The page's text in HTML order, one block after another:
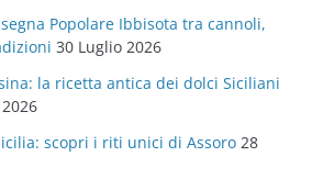
Popolare Ibbisota tra cannoli,
30 Luglio 2026
la ricetta antica dei dolci Siciliani
scopri i riti unici di Assoro 28